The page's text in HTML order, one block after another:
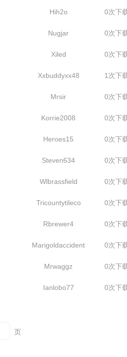
Hih2o 0次下
Nugjar 0次下
Xiled 0次下
Xxbuddyxx48 1次下
Mrsir 0次下
Korrie2008 0次下
Heroes15 0次下
Steven634 0次下
Wlbrassfield 0次下
Tricountytileco 0次下
Rbrewer4 0次下
Marigoldaccident 0次下
Mrwaggz 0次下
Ianlobo77 0次下
页